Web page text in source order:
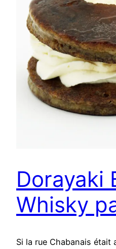
Dorayaki
Whisky
Si la rue Chabanais était